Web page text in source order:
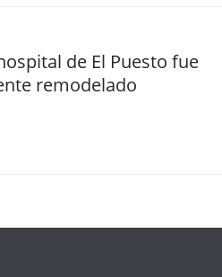
de El Puesto fue
remodelado